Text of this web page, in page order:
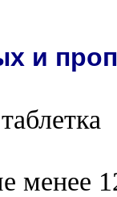
и
менее